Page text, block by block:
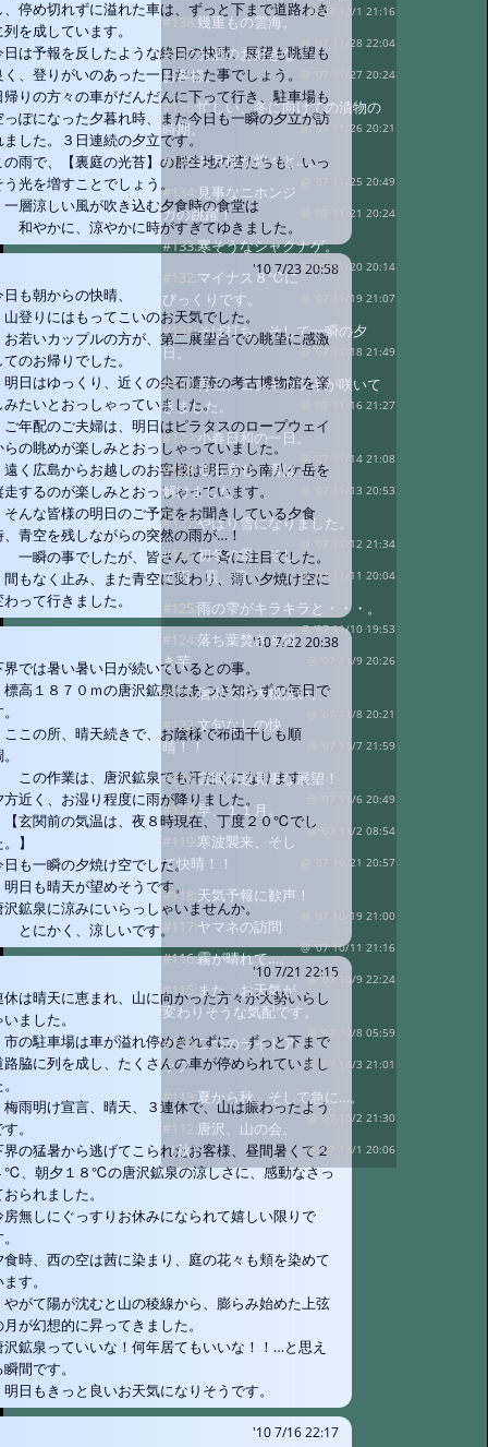
、停め切れずに溢れた車は、ずっと下まで道路わき
列を成しています。
日は予報を反したような終日の快晴、展望も眺望も
く、登りがいのあった一日だった事でしょう。
帰りの方々の車がだんだんに下って行き、駐車場も
っぽになった夕暮れ時、また今日も一瞬の夕立が訪
ました。３日連続の夕立です。
の雨で、【裏庭の光苔】の群生地の苔たちも、いっ
う光を増すことでしょう。
層涼しい風が吹き込む夕食時の食堂は
やかに、涼やかに時がすぎてゆきました。
'10 7/23 20:58
日も朝からの快晴、
登りにはもってこいのお天気でした。
若いカップルの方が、第二展望台での眺望に感激
てのお帰りでした。
日はゆっくり、近くの尖石遺跡の考古博物館を楽
みたいとおっしゃっていました。
年配のご夫婦は、明日はピラタスのロープウェイ
らの眺めが楽しみとおっしゃっていました。
く広島からお越しのお客様は明日から南八ケ岳を
走するのが楽しみとおっしゃっています。
んな皆様の明日のご予定をお聞きしている夕食
、青空を残しながらの突然の雨が…！
瞬の事でしたが、皆さんで一斉に注目でした。
もなく止み、また青空に変わり、薄い夕焼け空に
わって行きました。
'10 7/22 20:38
界では暑い暑い日が続いているとの事。
高１８７０ｍの唐沢鉱泉はあつさ知らずの毎日で
この所、晴天続きで、お陰様で布団干しも順
。
の作業は、唐沢鉱泉でも汗だくになります。
方近く、お湿り程度に雨が降りました。
玄関前の気温は、夜８時現在、丁度２０℃でし
】
日も一瞬の夕焼け空でした。
日も晴天が望めそうです。
沢鉱泉に涼みにいらっしゃいませんか。
にかく、涼しいです。
'10 7/21 22:15
休は晴天に恵まれ、山に向かった方々が大勢いらし
ました。
の駐車場は車が溢れ停めきれずに、ずっと下まで
路脇に列を成し、たくさんの車が停められていまし
雨明け宣言、晴天、３連休で、山は賑わったよう
。
界の猛暑から逃げてこられたお客様、昼間暑くて２
℃、朝夕１８℃の唐沢鉱泉の涼しさに、感動なさっ
られました。
房無しにぐっすりお休みになられて嬉しい限りで
食時、西の空は茜に染まり、庭の花々も頬を染めて
す。
がて陽が沈むと山の稜線から、膨らみ始めた上弦
月が幻想的に昇ってきました。
沢鉱泉っていいな！何年居てもいいな！！…と思え
間です。
日もきっと良いお天気になりそうです。
'10 7/16 22:17
@ '07 12/1 21:16
#138:幾重もの雲海。
@ '07 11/28 22:04
#137:お酒のお好きな
お客様。
@ '07 11/27 20:24
#136:忙しい、冬に向けての漬物の
時期。
@ '07 11/26 20:21
#135:お月様が煌々と…。
@ '07 11/25 20:49
#134: 見事なニホンジ
カの跳躍！
@ '07 11/21 20:24
#133:寒そうなシャクナゲ。
@ '07 11/20 20:14
#132:マイナス８℃に
びっくりです。
@ '07 11/19 21:07
#131:そば打ち、そして一瞬の夕
日。
@ '07 11/18 21:49
#130:再三、ニシキウツギが咲いて
きました。
@ '07 11/16 21:27
#129:小春日和の一日。
@ '07 11/14 21:08
#128:道も庭も、雪は
解けました。
@ '07 11/13 20:53
#127:やはり雪になりました。
@ '07 11/12 21:34
#126:初冬の雷、そし
て雨、霰、雪。
@ '07 11/11 20:04
#125:雨の雫がキラキラと・・・。
@ '07 11/10 19:53
#124:落ち葉焚き＆焼
き芋
@ '07 11/9 20:26
#123:唐沢での大根洗い。
@ '07 11/8 20:21
#122:文句なしの快
晴！！
@ '07 11/7 21:59
#121:雲間の超見事な展望！
@ '07 11/6 20:49
#120:早、１１月。
@ '07 11/2 08:54
#119:寒波襲来、そし
て快晴！！
@ '07 10/21 20:57
#118:天気予報に歓声！
@ '07 10/19 21:00
#117:ヤマネの訪問
@ '07 10/11 21:16
#116:霧が晴れて…。
@ '07 10/9 22:24
#115: また、お天気が
変わりそうな気配です。
@ '07 10/8 05:59
#114:二つのライトア
ップ
@ '07 10/3 21:01
#113:夏から秋、そして急に…。
@ '07 10/2 21:30
#112:唐沢、山の会。
（秋）
@ '07 10/1 20:06